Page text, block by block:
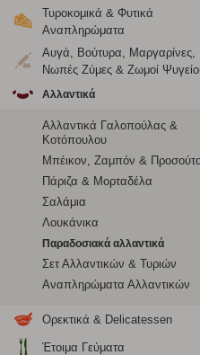
Τυροκομικά & Φυτικά
Αναπληρώματα
Αυγά, Βούτυρα, Μαργαρίνες,
Νωπές Ζύμες & Ζωμοί
Αλλαντικά
Αλλαντικά Γαλοπούλας &
Κοτόπουλου
Μπέικον, Ζαμπόν &
Πάριζα & Μορταδέλα
Σαλάμια
Λουκάνικα
Παραδοσιακά αλλαντικά
Σετ Αλλαντικών & Τυριών
Αναπληρώματα Αλλαντικών
Ορεκτικά & Delicatessen
Έτοιμα Γεύματα
Ενημέρωση
Κατά την απλή
περιέχουν
υπολογιστή ή την
σας. Η κατηγορία των
σχετικό κουμπί
σας ή/και της χρήσης
Λειτουργικά
Τα λειτουργικά
οποίων τις